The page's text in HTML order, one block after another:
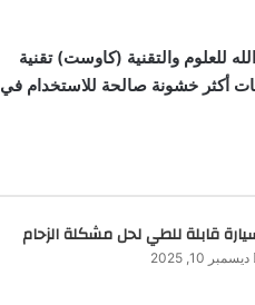
للعلوم والتقنية (كاوست) تقنية
أكثر خشونة صالحة للاستخدام في
قابلة للطي لحل مشكلة الزحام
ديسمبر 10, 2025